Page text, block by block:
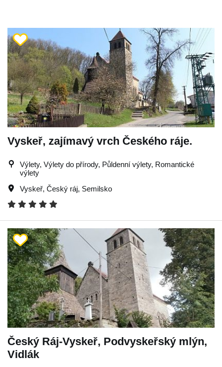
Vyskeř, zajímavý vrch Českého ráje.
Výlety, Výlety do přírody, Půldenní výlety, Romantické
výlety
Vyskeř, Český ráj, Semilsko
Český Ráj-Vyskeř, Podvyskeřský mlýn,
Vidlák